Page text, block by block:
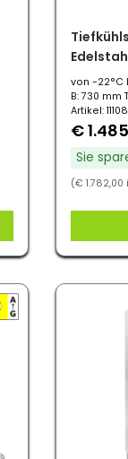
von -22°C
B: 730 mm
Artikel:
€
Sie
(€ 1.782,00